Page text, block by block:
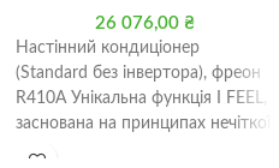
26 076,00 ₴
Настінний кондиціонер
(Standard без інвертора), фреон
R410A Унікальна функція I FEEL,
заснована на принципах нечіткої